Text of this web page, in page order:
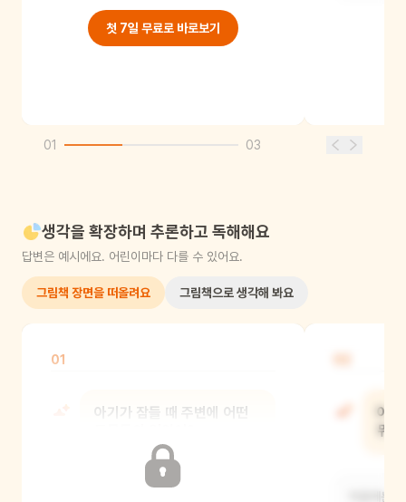
첫 7일 무료로 바로보기
01 03
생각을 확장하며 추론하고 독해해요
답변은 예시에요. 어린이마다 다를 수 있어요.
그림책 장면을 떠올려요 그림책으로 생각해 봐요
01
아기가 잠들 때 주변에 어떤
아
뭐
처음에는